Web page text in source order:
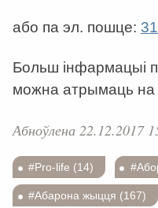
або па эл. пошце:
Больш інфармацыі
можна атрымаць на
Абноўлена 22.12.2017
#Pro-life (14)
#Абарона жыцця (167)